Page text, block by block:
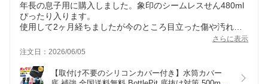
年長の息子用に購入しました。象印のシームレスせん480ml
ぴったり入ります。
使用して2ヶ月経ちましたが今のところ目立った傷や汚れな
く、まだまだ長く使えそうです。今まで使っていたものは底
の部分の糸がすぐほつれていましたが
さらに表示
注文日：2026/06/05
【取付け不要のシリコンカバー付き】水筒カバー